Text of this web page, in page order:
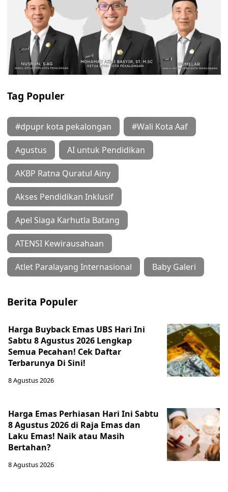
Tag Populer
#dpupr kota pekalongan #Wali Kota Aaf
Agustus AI untuk Pendidikan
AKBP Ratna Quratul Ainy
Akses Pendidikan Inklusif
Apel Siaga Karhutla Batang
ATENSI Kewirausahaan
Atlet Paralayang Internasional Baby Galeri
Berita Populer
Harga Buyback Emas UBS Hari Ini
Sabtu 8 Agustus 2026 Lengkap
Semua Pecahan! Cek Daftar
Terbarunya Di Sini!
8 Agustus 2026
Harga Emas Perhiasan Hari Ini Sabtu
8 Agustus 2026 di Raja Emas dan
Laku Emas! Naik atau Masih
Bertahan?
8 Agustus 2026